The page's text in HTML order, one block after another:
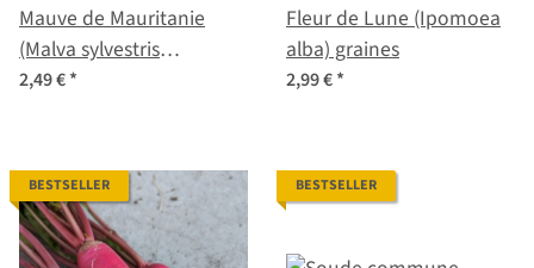
Mauve de Mauritanie
(Malva sylvestris
ssp.mauritiana) graines
2,49 €*
Fleur de Lune (Ipomoea
alba) graines
2,99 €*
BESTSELLER BESTSELLER